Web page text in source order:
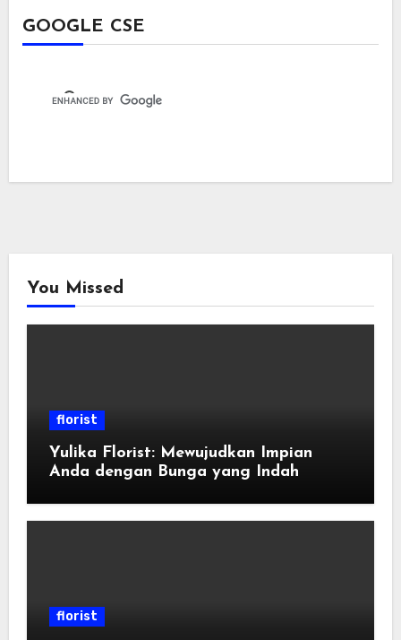
GOOGLE CSE
You Missed
florist
Yulika Florist: Mewujudkan Impian
Anda dengan Bunga yang Indah
florist